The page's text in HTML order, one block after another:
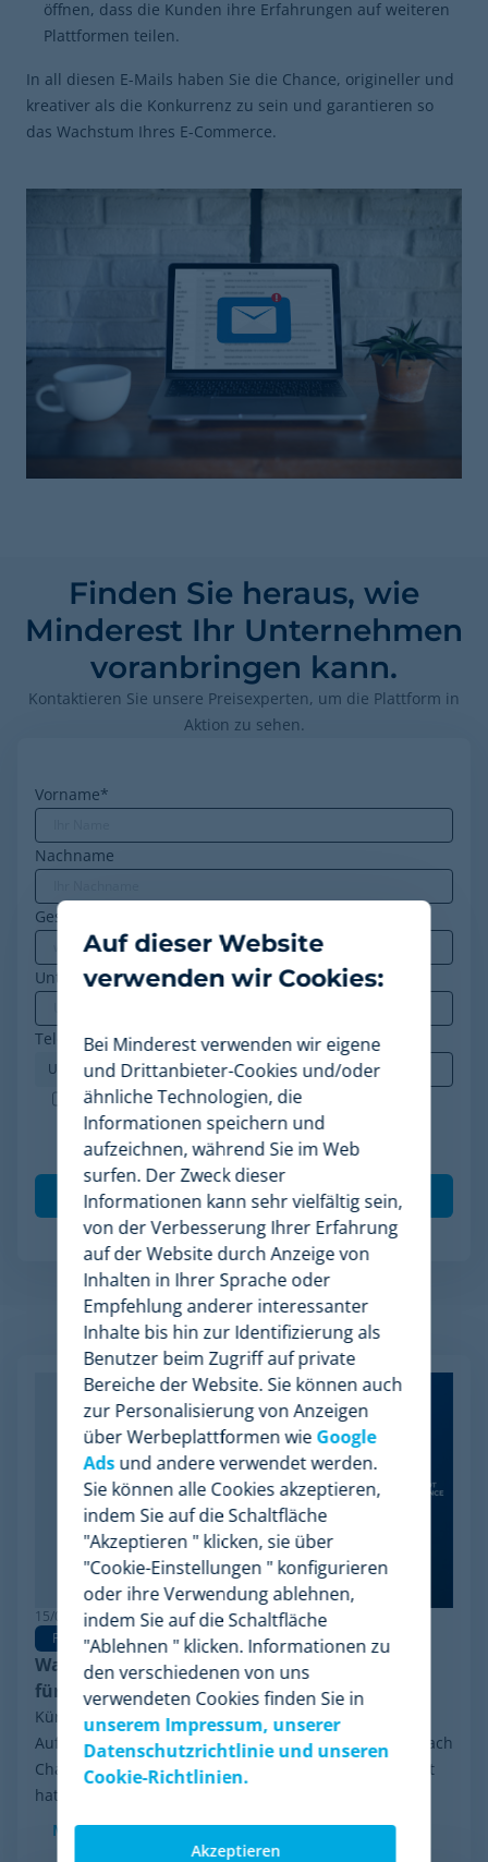
öffnen, dass die Kunden ihre Erfahrungen auf weiteren
Plattformen teilen.
In all diesen E-Mails haben Sie die Chance, origineller und
kreativer als die Konkurrenz zu sein und garantieren so
das Wachstum Ihres E-Commerce.
Finden Sie heraus, wie
Minderest Ihr Unternehmen
voranbringen kann.
Kontaktieren Sie unsere Preisexperten, um die Plattform in
Aktion zu sehen.
Vorname*
Nachname
Geschäfts-E-Mail
Unternehmen*
Telefon*
Minderest ist ein nach ISO-27001 zertifiziertes
Unternehmen. Ich akzeptiere die Verarbeitung
meiner Daten gemäß derDatenschutzrichtlinie
Verwandte Artikel
15/06/2026
Pricing Software
Warum Minderest die beste Wiser Alternative
für Pricing Intelligence ist
Kürzlich sorgte eine Entwicklung in der Branche für
Aufsehen: das finanzielle Reorganisationsverfahren nach
Chapter 11, das Wiser Solutions in den USA eingeleitet
hat. Auch wenn diese Maßnahme weder...
Mehr sehen
Auf dieser Website
verwenden wir Cookies:
Bei Minderest verwenden wir eigene
und Drittanbieter-Cookies und/oder
ähnliche Technologien, die
Informationen speichern und
aufzeichnen, während Sie im Web
surfen. Der Zweck dieser
Informationen kann sehr vielfältig sein,
von der Verbesserung Ihrer Erfahrung
auf der Website durch Anzeige von
Inhalten in Ihrer Sprache oder
Empfehlung anderer interessanter
Inhalte bis hin zur Identifizierung als
Benutzer beim Zugriff auf private
Bereiche der Website. Sie können auch
zur Personalisierung von Anzeigen
über Werbeplattformen wie Google
Adsund andere verwendet werden.
Sie können alle Cookies akzeptieren,
indem Sie auf die Schaltfläche
"Akzeptieren " klicken, sie über
"Cookie-Einstellungen " konfigurieren
oder ihre Verwendung ablehnen,
indem Sie auf die Schaltfläche
"Ablehnen " klicken. Informationen zu
den verschiedenen von uns
verwendeten Cookies finden Sie in
unserem Impressum, unserer
Datenschutzrichtlinie und unseren
Cookie-Richtlinien.
Akzeptieren